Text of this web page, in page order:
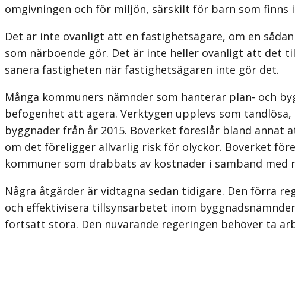
omgivningen och för miljön, särskilt för barn som finns
Det är inte ovanligt att en fastighetsägare, om en
som närboende gör. Det är inte heller ovanligt att det
sanera fastigheten när fastighetsägaren inte gör det.
Många kommuners nämnder som hanterar plan- och
befogenhet att agera. Verk­tygen upplevs som
byggnader från år 2015. Boverket föreslår bland
om det föreligger allvarlig risk för olyckor. Boverket
kommuner som drabbats av kostnader i samband med
Några åtgärder är vidtagna sedan tidigare. Den förra
och effektivisera tillsynsarbetet inom
fortsatt stora. Den nuvarande regeringen behöver ta